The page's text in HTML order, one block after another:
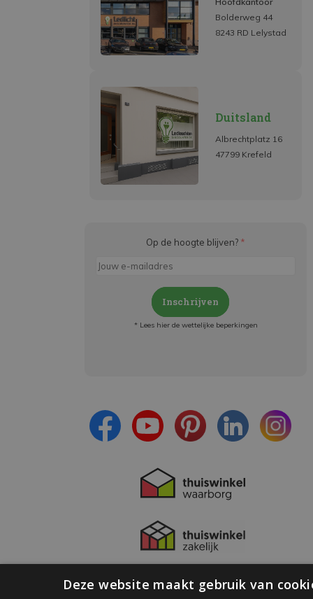
Bolderweg 44
8243 RD Lelystad
Duitsland
Albrechtplatz 16
47799 Krefeld
Op de hoogte blijven? *
Inschrijven
* Lees hier de wettelijke beperkingen
Deze website maakt gebruik van